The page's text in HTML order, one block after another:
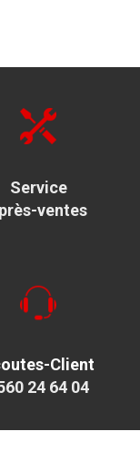
Service
ventes
Client
24 64 04